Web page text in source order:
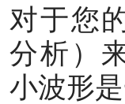
对于您
分析）
小波形是